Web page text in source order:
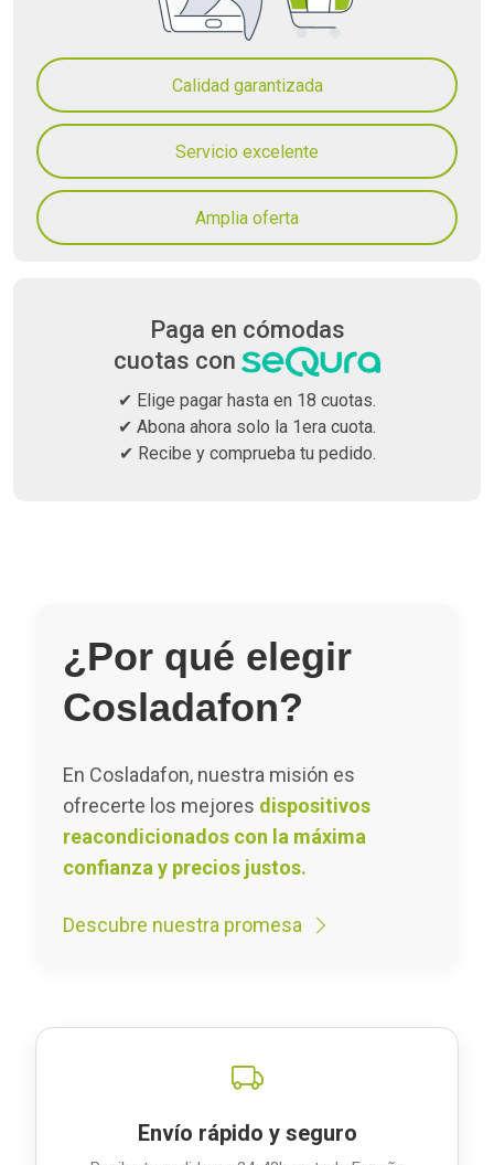
Calidad garantizada
Servicio excelente
Amplia oferta
Paga en cómodas
cuotas con
✔ Elige pagar hasta en 18 cuotas.
✔ Abona ahora solo la 1era cuota.
✔ Recibe y comprueba tu pedido.
¿Por qué elegir
Cosladafon?
En Cosladafon, nuestra misión es
ofrecerte los mejores dispositivos
reacondicionados con la máxima
confianza y precios justos.
Descubre nuestra promesa
Envío rápido y seguro